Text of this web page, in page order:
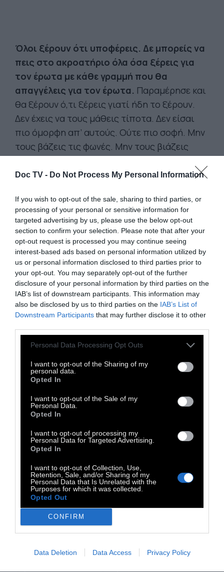
Doc TV - Do Not Process My Personal Information
If you wish to opt-out of the sale, sharing to third parties, or
processing of your personal or sensitive information for
targeted advertising by us, please use the below opt-out
section to confirm your selection. Please note that after your
opt-out request is processed you may continue seeing
interest-based ads based on personal information utilized by
us or personal information disclosed to third parties prior to
your opt-out. You may separately opt-out of the further
disclosure of your personal information by third parties on the
IAB’s list of downstream participants. This information may
also be disclosed by us to third parties on the IAB’s List of
Downstream Participants that may further disclose it to other
Personal Data Processing Opt Outs
I want to opt-out of the Sharing of my
personal data.
Opted In
I want to opt-out of the Sale of my
Personal Data.
Opted In
I want to opt-out of processing my
Personal Data for Targeted Advertising.
Opted In
I want to opt-out of Collection, Use,
Retention, Sale, and/or Sharing of my
Personal Data that Is Unrelated with the
Purposes for which it was collected.
Opted Out
CONFIRM
Data Deletion Data Access Privacy Policy
Όλοι ξέρουν ότι υποφέρεις. Δε μπορείς να
πεις στο ακροατήριο όλα όσα ξέρεις για
τον έρωτα με κάθε γραμμή που θα
απαγγέλεις για τον έρωτα. Παραμέρησε και
θα ξέρουν ό,τι ξέρεις γιατί ήδη το ξέρουν.
Δεν έχεις να τους μάθεις τίποτα. Δεν είσαι
πιο όμορφη απ’ αυτούς. Ούτε πιο σοφή. Μην
τους βάζεις τις φωνές. Μην τους βιάζεις
δείξεις το περίγραμμα των γεννητικών σου
Να θυμάσαι ότι στην πραγματικότητα οι
άνθρωποι δε θέλουν έναν ακροβάτη στο
κρεβάτι τους.
Ποια είναι η ανάγκη μας; Να είμαστε κοντά
στο φυσικό άντρα, να είμαστε κοντά στη
φυσική γυναίκα.Μην παριστάνεις ότι είσαι
μια λατρεμένη τραγουδίστρια μ’ ένα
τεράστιο πιστό ακροατήριο, που σε
ακολούθησε στα πάνω και στα κάτω της
ζωής σου μέχρι τούτη εδώ τη στιγμή. Οι
κατέστρεψαν πολλά περισσότερα από
δέντρα και χωριά. Κατέστρεψαν και τη σκηνή.
Νόμισες ότι το επάγγελμά σου θα γλίτωνε
από τη γενική καταστροφή; Δεν υπάρχει πια
και προβολείς. Στέκεσαι μέσα στον κόσμο. Γι'
αυτό να είσαι σεμνή.
δεδομένα, παραμέρισε. Στάσου μόνη. σαν
να είσαι στο δωμάτιό σου. Μην το παίζεις.
Αυτό είναι ένα εσωτερικό τοπίο. Είναι
μέσα. Είναι πολύ προσωπικό. Σεβάσου την
προσωπική ησυχία του υλικού. Αυτά τα